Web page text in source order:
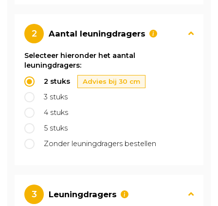
2 Aantal leuningdragers
Selecteer hieronder het aantal
leuningdragers:
2 stuks
Advies bij 30 cm
3 stuks
4 stuks
5 stuks
Zonder leuningdragers bestellen
3 Leuningdragers